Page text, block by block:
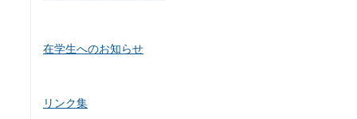
在学生へのお知らせ
リンク集